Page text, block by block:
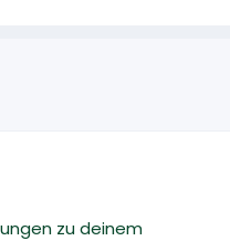
zu deinem